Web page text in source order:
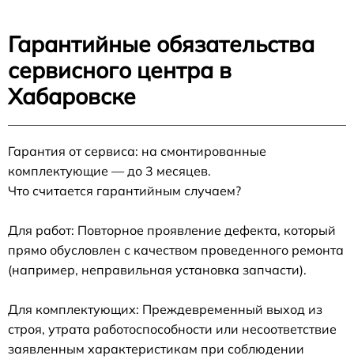
Гарантийные обязательства
сервисного центра в
Хабаровске
Гарантия от сервиса: на смонтированные
комплектующие — до 3 месяцев.
Что считается гарантийным случаем?
Для работ: Повторное проявление дефекта, который
прямо обусловлен с качеством проведенного ремонта
(например, неправильная установка запчасти).
Для комплектующих: Преждевременный выход из
строя, утрата работоспособности или несоответствие
заявленным характеристикам при соблюдении